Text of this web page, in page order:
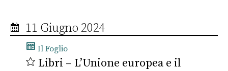
11 Giugno 2024
Il Foglio
Libri – L’Unione europea e il